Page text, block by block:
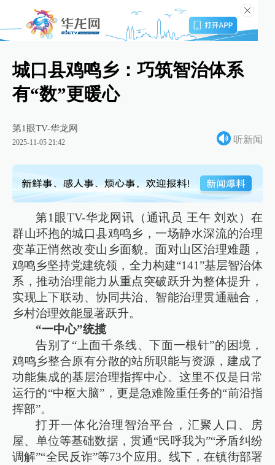
城口县鸡鸣乡：巧筑智治体系
有“数”更暖心
第1眼TV-华龙网
2025-11-05 21:42 听新闻
第1眼TV-华龙网讯（通讯员 王午 刘欢）在
群山环抱的城口县鸡鸣乡，一场静水深流的治理
变革正悄然改变山乡面貌。面对山区治理难题，
鸡鸣乡坚持党建统领，全力构建“141”基层智治体
系，推动治理能力从重点突破跃升为整体提升，
实现上下联动、协同共治、智能治理贯通融合，
乡村治理效能显著跃升。
“一中心”统揽
告别了“上面千条线、下面一根针”的困境，
鸡鸣乡整合原有分散的站所职能与资源，建成了
功能集成的基层治理指挥中心。这里不仅是日常
运行的“中枢大脑”，更是急难险重任务的“前沿指
挥部”。
打开一体化治理智治平台，汇聚人口、房
屋、单位等基础数据，贯通“民呼我为”“矛盾纠纷
调解”“全民反诈”等73个应用。线下，在镇街部署